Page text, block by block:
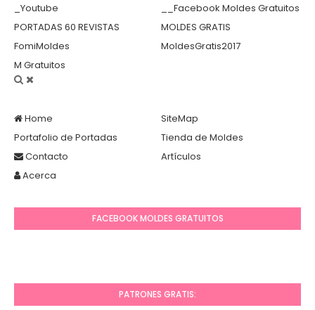
_Youtube
__Facebook Moldes Gratuitos
PORTADAS 60 REVISTAS
MOLDES GRATIS
FomiMoldes
MoldesGratis2017
M Gratuitos
Home
SiteMap
Portafolio de Portadas
Tienda de Moldes
Contacto
Artículos
Acerca
FACEBOOK MOLDES GRATUITOS
PATRONES GRATIS: